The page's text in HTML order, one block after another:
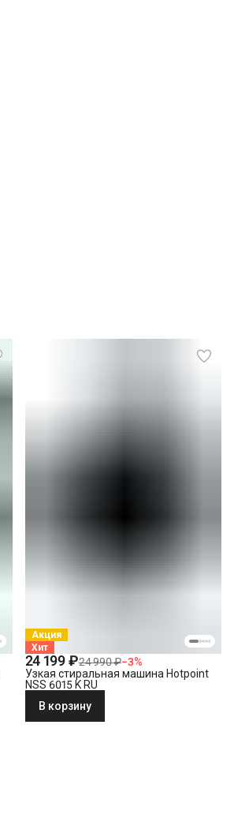
Акция
Хит
24 199 ₽24 990 ₽−3%
Узкая стиральная машина Hotpoint
NSS 6015 K RU
В корзину